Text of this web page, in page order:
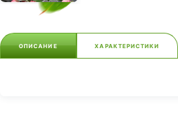
ОПИСАНИЕ ХАРАКТЕРИСТИКИ